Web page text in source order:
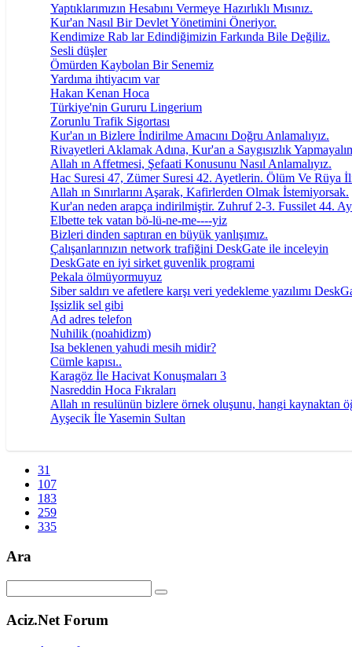
Yaptıklarımızın Hesabını Vermeye Hazırlıklı Mısınız.
Kur'an Nasıl Bir Devlet Yönetimini Öneriyor.
Kendimize Rab lar Edindiğimizin Farkında Bile Değiliz.
Sesli düşler
Ömürden Kaybolan Bir Senemiz
Yardıma ihtiyacım var
Hakan Kenan Hoca
Türkiye'nin Gururu Lingerium
Zorunlu Trafik Sigortası
Kur'an ın Bizlere İndirilme Amacını Doğru Anlamalıyız.
Rivayetleri Aklamak Adına, Kur'an a Saygısızlık
Allah ın Affetmesi, Şefaati Konusunu Nasıl Anlamalıyız.
Hac Suresi 47, Zümer Suresi 42. Ayetlerin. Ölüm Ve Rüya
Allah ın Sınırlarını Aşarak, Kafirlerden Olmak İstemiyorsak.
Kur'an neden arapça indirilmiştir. Zuhruf 2-3. Fussilet 44.
Elbette tek vatan bö-lü-ne-me----yiz
Bizleri dinden saptıran en büyük yanlışımız.
Çalışanlarınızın network trafiğini DeskGate ile inceleyin
DeskGate en iyi sirket guvenlik programi
Pekala ölmüyormuyuz
Siber saldırı ve afetlere karşı veri yedekleme yazılımı
Işsizlik sel gibi
Ad adres telefon
Nuhilik (noahidizm)
Isa beklenen yahudi mesih midir?
Cümle kapısı..
Karagöz İle Hacivat Konuşmaları 3
Nasreddin Hoca Fıkraları
Allah ın resulünün bizlere örnek oluşunu, hangi kaynaktan
Ayşecik İle Yasemin Sultan
31
107
183
259
335
Ara
Aciz.Net Forum